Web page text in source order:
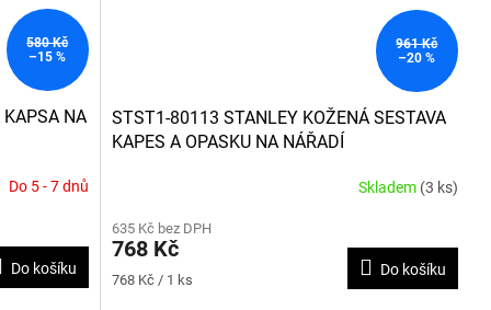
580 Kč
–15 %
NA
Do 5 - 7 dnů
Do košíku
961 Kč
–20 %
STST1-80113 STANLEY KOŽENÁ SESTAVA
KAPES A OPASKU NA NÁŘADÍ
produktu
je
5,0
Skladem (3 ks)
635 Kč bez DPH
768 Kč
Měrná
768 Kč / 1 ks
Do košíku